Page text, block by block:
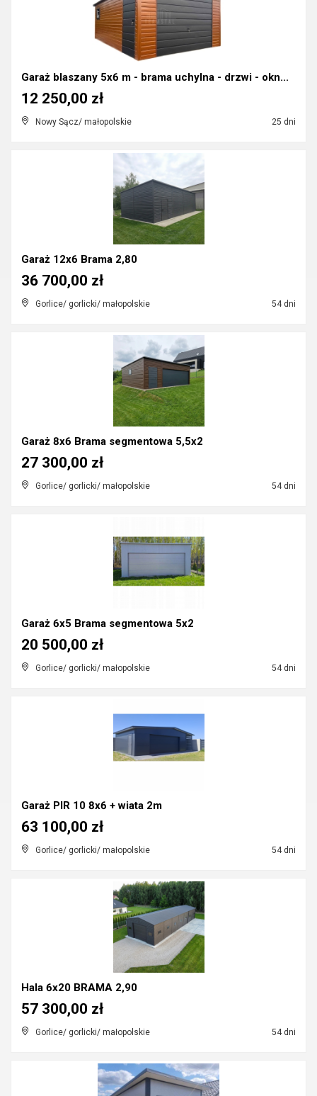
Garaż blaszany 5x6 m - brama uchylna - drzwi - okn...
Nowy Sącz/ małopolskie 25 dni
12 250,00 zł
Garaż 12x6 Brama 2,80
Gorlice/ gorlicki/ małopolskie 54 dni
36 700,00 zł
Garaż 8x6 Brama segmentowa 5,5x2
Gorlice/ gorlicki/ małopolskie 54 dni
27 300,00 zł
Garaż 6x5 Brama segmentowa 5x2
Gorlice/ gorlicki/ małopolskie 54 dni
20 500,00 zł
Garaż PIR 10 8x6 + wiata 2m
Gorlice/ gorlicki/ małopolskie 54 dni
63 100,00 zł
Hala 6x20 BRAMA 2,90
Gorlice/ gorlicki/ małopolskie 54 dni
57 300,00 zł